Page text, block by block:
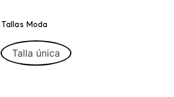
Tallas Moda
Talla única